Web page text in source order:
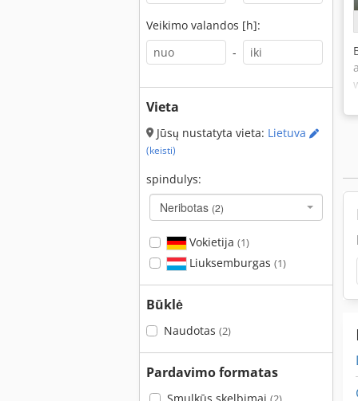
Veikimo valandos [h]:
-
Vieta
Jūsų nustatyta vieta: Lietuva
(keisti)
spindulys:
Neribotas (2)
Vokietija (1)
Liuksemburgas (1)
Būklė
Naudotas (2)
Pardavimo formatas